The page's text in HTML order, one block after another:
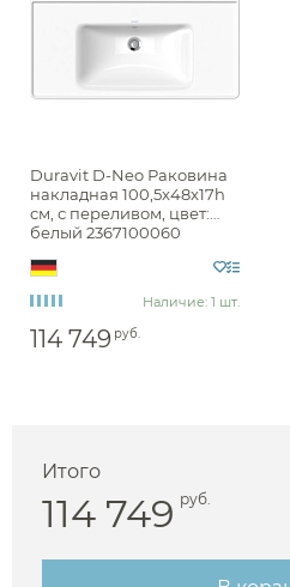
Duravit D-Neo Раковина
накладная 100,5x48x17h
см, с переливом, цвет:
белый 2367100060
Наличие: 1 шт.
114 749 руб.
Итого
114 749 руб.